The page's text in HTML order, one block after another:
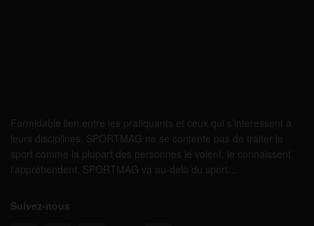
Formidable lien entre les pratiquants et ceux qui s’intéressent à
leurs disciplines, SPORTMAG ne se contente pas de traiter le
sport comme la plupart des personnes le voient, le connaissent,
l’appréhendent. SPORTMAG va au-delà du sport…
Suivez-nous